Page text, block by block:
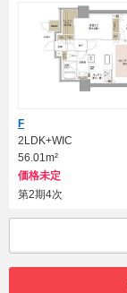
F
2LDK+WIC
56.01m²
価格未定
第2期4次